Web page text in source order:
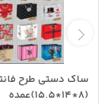
ساک دستی طرح
(8*14*15.5)عمده